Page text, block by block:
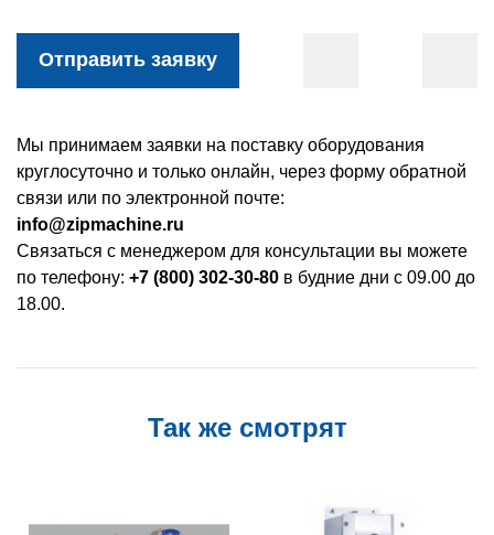
Отправить заявку
Мы принимаем заявки на поставку оборудования
круглосуточно и только онлайн, через форму обратной
связи или по электронной почте:
info@zipmachine.ru
Связаться с менеджером для консультации вы можете
по телефону: +7 (800) 302-30-80 в будние дни с 09.00 до
18.00.
Так же смотрят